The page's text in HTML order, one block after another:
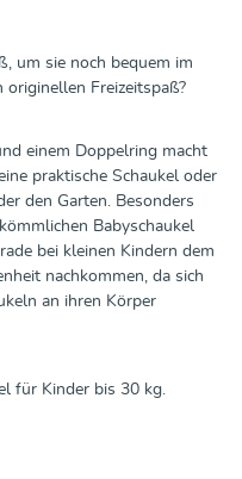
um sie noch bequem im
originellen Freizeitspaß?
einem Doppelring macht
praktische Schaukel oder
den Garten. Besonders
Babyschaukel
bei kleinen Kindern dem
nachkommen, da sich
an ihren Körper
für Kinder bis 30 kg.